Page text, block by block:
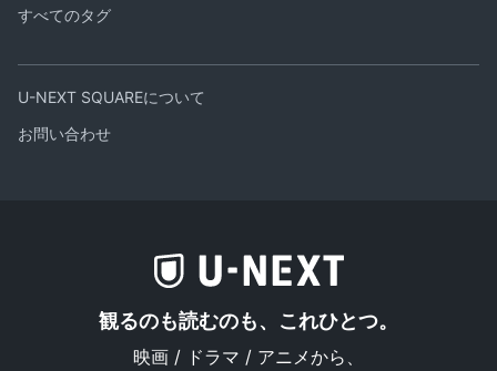
すべてのタグ
U-NEXT SQUAREについて
お問い合わせ
観るのも読むのも、これひとつ。
映画 / ドラマ / アニメから、